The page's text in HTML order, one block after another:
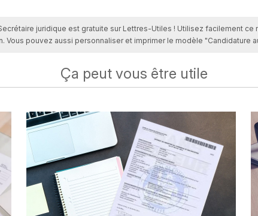
juridique est gratuite sur Lettres-Utiles ! Utilisez facilement ce
Vous pouvez aussi personnaliser et imprimer le modèle "Candidature
Ça peut vous être utile